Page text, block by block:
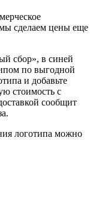
сделаем цены еще
сбор», в синей
по выгодной
и добавьте
стоимость с
сообщит
логотипа можно